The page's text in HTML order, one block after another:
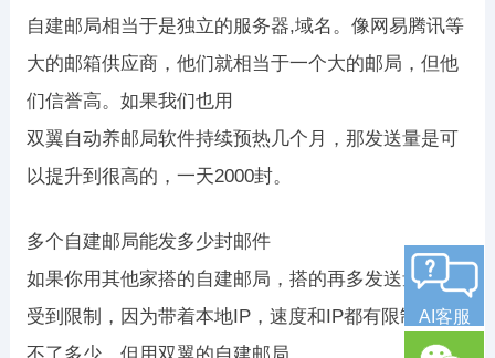
自建邮局相当于是独立的服务器,域名。像网易腾讯等
大的邮箱供应商，他们就相当于一个大的邮局，但他
们信誉高。如果我们也用
双翼自动养邮局软件持续预热几个月，那发送量是可
以提升到很高的，一天2000封。
多个自建邮局能发多少封邮件
如果你用其他家搭的自建邮局，搭的再多发送量也会
受到限制，因为带着本地IP，速度和IP都有限制，发
AI客服